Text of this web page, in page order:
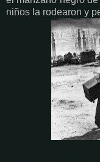
niños la rodearon y